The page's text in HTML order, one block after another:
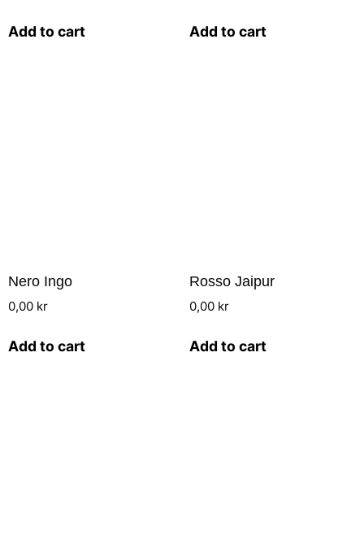
Add to cart Add to cart
Nero Ingo
0,00 kr
Add to cart
Rosso Jaipur
0,00 kr
Add to cart